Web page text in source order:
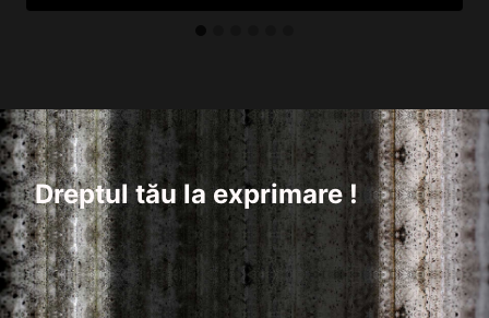
Dreptul tău la exprimare !